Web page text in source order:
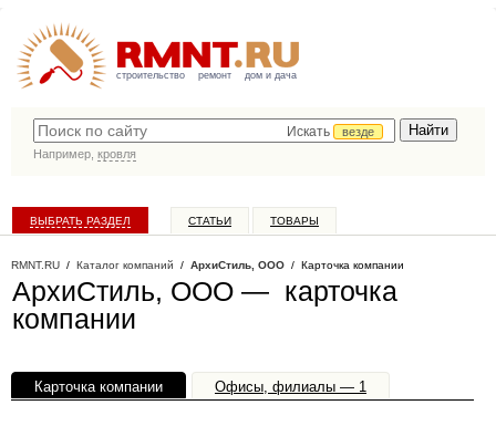
строительство ремонт дом и дача
Искать
везде
Например, кровля
ВЫБРАТЬ РАЗДЕЛ СТАТЬИ ТОВАРЫ
RMNT.RU / Каталог компаний / АрхиСтиль, ООО / Карточка компании
АрхиСтиль, ООО — карточка
компании
Карточка компании Офисы, филиалы — 1